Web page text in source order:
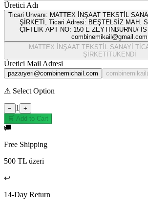
Üretici Adı
Ticari Unvanı: MATTEX İNŞAAT TEKSTİL
ŞİRKETİ, Ticari Adresi: BEŞTELSİZ MAH.
ÇIFTLIK APT NO: 150 E ZEYTİNBURNU/
combinemikail@gmail.com
MATTEX İNŞAAT TEKSTİL SANAYİ
ŞİRKETİ TÜKENDİ
Üretici Mail Adresi
pazaryeri@combinemichail.com
⚠ Select Option
− 1
+
🛒 Add to Cart
🚚
Free Shipping
500 TL üzeri
↩️
14-Day Return